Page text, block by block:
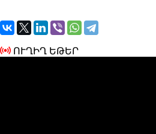
ՈՒՂԻՂ ԵԹԵՐ